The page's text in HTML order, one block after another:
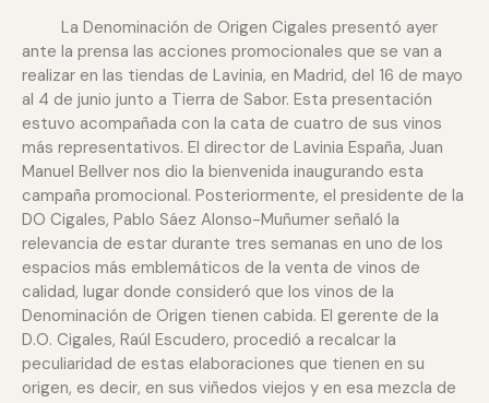
La Denominación de Origen Cigales presentó ayer
ante la prensa las acciones promocionales que se van a
realizar en las tiendas de Lavinia, en Madrid, del 16 de mayo
al 4 de junio junto a Tierra de Sabor. Esta presentación
estuvo acompañada con la cata de cuatro de sus vinos
más representativos. El director de Lavinia España, Juan
Manuel Bellver nos dio la bienvenida inaugurando esta
campaña promocional. Posteriormente, el presidente de la
DO Cigales, Pablo Sáez Alonso-Muñumer señaló la
relevancia de estar durante tres semanas en uno de los
espacios más emblemáticos de la venta de vinos de
calidad, lugar donde consideró que los vinos de la
Denominación de Origen tienen cabida. El gerente de la
D.O. Cigales, Raúl Escudero, procedió a recalcar la
peculiaridad de estas elaboraciones que tienen en su
origen, es decir, en sus viñedos viejos y en esa mezcla de